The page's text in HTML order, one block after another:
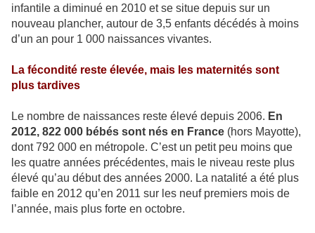
infantile a diminué en 2010 et se situe depuis sur un
nouveau plancher, autour de 3,5 enfants décédés à moins
d’un an pour 1 000 naissances vivantes.
La fécondité reste élevée, mais les maternités sont
plus tardives
Le nombre de naissances reste élevé depuis 2006. En
2012, 822 000 bébés sont nés en France (hors Mayotte),
dont 792 000 en métropole. C’est un petit peu moins que
les quatre années précédentes, mais le niveau reste plus
élevé qu’au début des années 2000. La natalité a été plus
faible en 2012 qu’en 2011 sur les neuf premiers mois de
l’année, mais plus forte en octobre.